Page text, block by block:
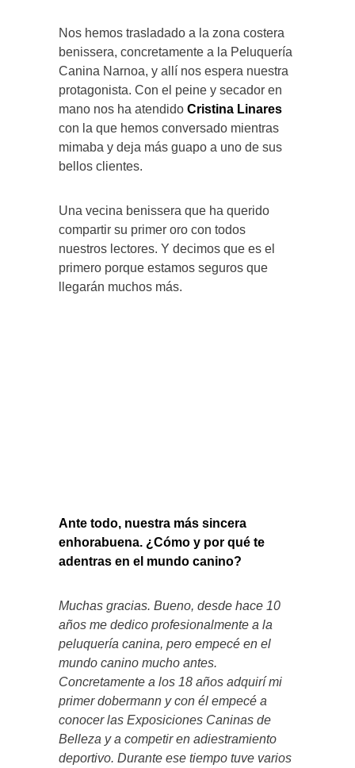
Nos hemos trasladado a la zona costera
benissera, concretamente a la Peluquería
Canina Narnoa, y allí nos espera nuestra
protagonista. Con el peine y secador en
mano nos ha atendido Cristina Linares
con la que hemos conversado mientras
mimaba y deja más guapo a uno de sus
bellos clientes.
Una vecina benissera que ha querido
compartir su primer oro con todos
nuestros lectores. Y decimos que es el
primero porque estamos seguros que
llegarán muchos más.
Ante todo, nuestra más sincera
enhorabuena. ¿Cómo y por qué te
adentras en el mundo canino?
Muchas gracias. Bueno, desde hace 10
años me dedico profesionalmente a la
peluquería canina, pero empecé en el
mundo canino mucho antes.
Concretamente a los 18 años adquirí mi
primer dobermann y con él empecé a
conocer las Exposiciones Caninas de
Belleza y a competir en adiestramiento
deportivo. Durante ese tiempo tuve varios